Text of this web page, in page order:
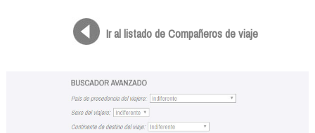
Ir al listado de Compañeros de viaje